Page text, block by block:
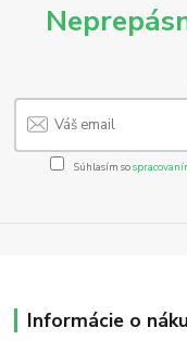
Súhlasím so
Informácie o